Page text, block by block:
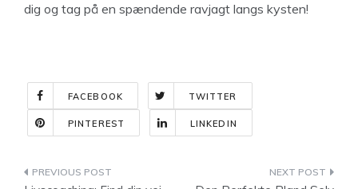
dig og tag på en spændende ravjagt langs kysten!
FACEBOOK TWITTER
PINTEREST LINKEDIN
Indlægsnavigation